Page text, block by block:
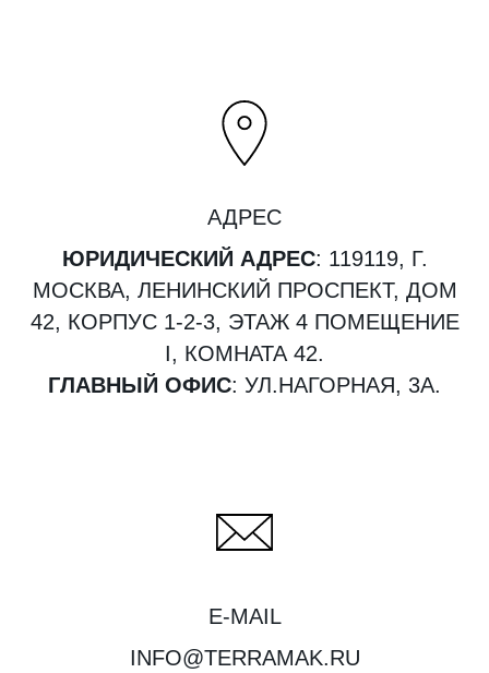
АДРЕС
ЮРИДИЧЕСКИЙ АДРЕС: 119119, Г.
МОСКВА, ЛЕНИНСКИЙ ПРОСПЕКТ, ДОМ
42, КОРПУС 1-2-3, ЭТАЖ 4 ПОМЕЩЕНИЕ
I, КОМНАТА 42.
ГЛАВНЫЙ ОФИС: УЛ.НАГОРНАЯ, 3А.
E-MAIL
INFO@TERRAMAK.RU